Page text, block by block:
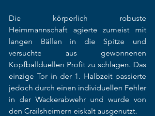
Die körperlich robuste
Heimmannschaft agierte zumeist mit
langen Bällen in die Spitze und
versuchte aus gewonnenen
Kopfballduellen Profit zu schlagen. Das
einzige Tor in der 1. Halbzeit passierte
jedoch durch einen individuellen Fehler
in der Wackerabwehr und wurde von
den Crailsheimern eiskalt ausgenutzt.